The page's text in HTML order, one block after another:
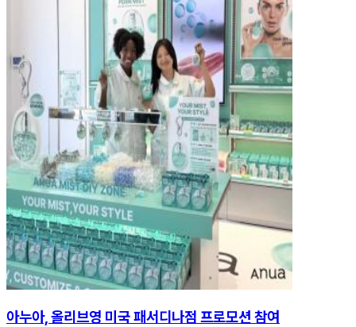
아누아, 올리브영 미국 패서디나점 프로모션 참여